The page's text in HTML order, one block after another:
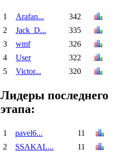
1 Arafan...
342
2
Jack_D...
335
3
wmf
326
4
User
322
5
Victor... 320
Лидеры последнего
этапа:
1 pavel6...
11
2
SSAKAL...
11